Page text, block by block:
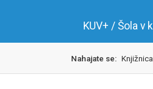
KUV+ / Šola v
Nahajate se: